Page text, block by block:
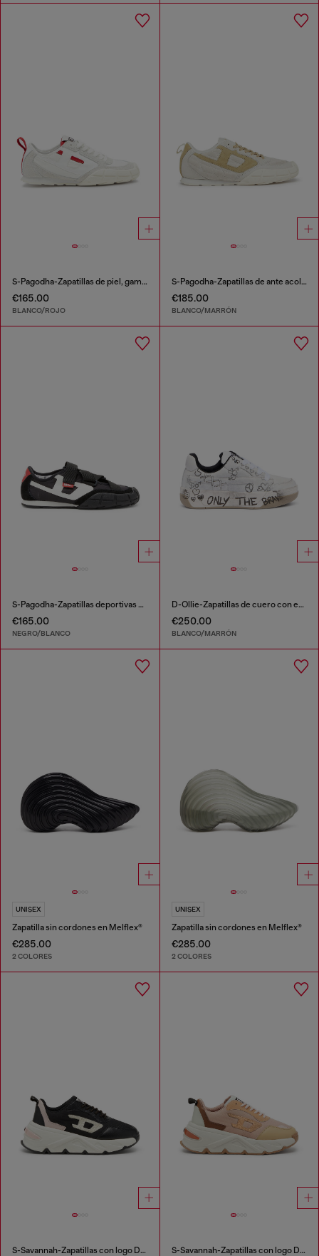
S-Pagodha-Zapatillas de piel, gamuza y ripstop
€165.00
BLANCO/ROJO
S-Pagodha-Zapatillas de ante acolchadas
€185.00
BLANCO/MARRÓN
S-Pagodha-Zapatillas deportivas sin correas en ripstop
€165.00
NEGRO/BLANCO
D-Ollie-Zapatillas de cuero con estampado de grafiti
€250.00
BLANCO/MARRÓN
UNISEX
Zapatilla sin cordones en Melflex®
€285.00
2 COLORES
UNISEX
Zapatilla sin cordones en Melflex®
€285.00
2 COLORES
S-Savannah-Zapatillas con logo Diesel S-Savannah-Zapatillas con logo Diesel